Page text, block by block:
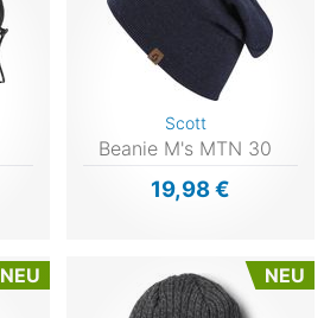
Scott
Beanie M's MTN 30
19,98 €
NEU NEU